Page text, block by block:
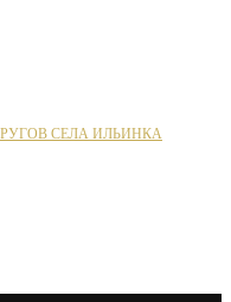
СЕЛА ИЛЬИНКА